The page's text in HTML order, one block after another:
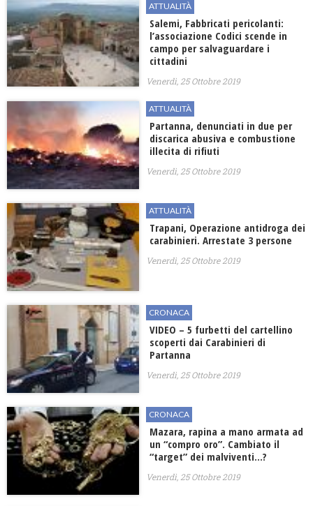
ATTUALITÀ
Salemi, Fabbricati pericolanti:
l’associazione Codici scende in
campo per salvaguardare i
cittadini
Venerdì, 25 Ottobre 2019
ATTUALITÀ
Partanna, denunciati in due per
discarica abusiva e combustione
illecita di rifiuti
Venerdì, 25 Ottobre 2019
ATTUALITÀ
Trapani, Operazione antidroga dei
carabinieri. Arrestate 3 persone
Venerdì, 25 Ottobre 2019
CRONACA
VIDEO – 5 furbetti del cartellino
scoperti dai Carabinieri di
Partanna
Venerdì, 25 Ottobre 2019
CRONACA
Mazara, rapina a mano armata ad
un “compro oro”. Cambiato il
“target” dei malviventi…?
Venerdì, 25 Ottobre 2019